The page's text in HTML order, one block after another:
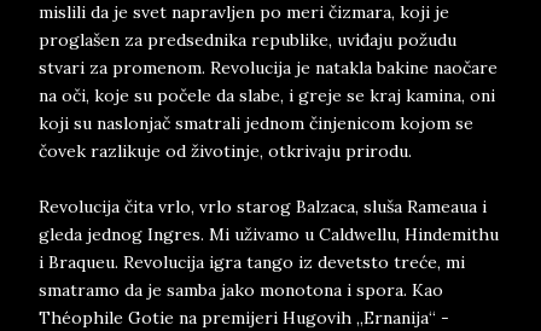
mislili da je svet napravljen po meri čizmara, koji je
proglašen za predsednika republike, uviđaju požudu
stvari za promenom. Revolucija je natakla bakine naočare
na oči, koje su počele da slabe, i greje se kraj kamina, oni
koji su naslonjač smatrali jednom činjenicom kojom se
čovek razlikuje od životinje, otkrivaju prirodu.
Revolucija čita vrlo, vrlo starog Balzaca, sluša Rameaua i
gleda jednog Ingres. Mi uživamo u Caldwellu, Hindemithu
i Braqueu. Revolucija igra tango iz devetsto treće, mi
smatramo da je samba jako monotona i spora. Kao
Théophile Gotie na premijeri Hugovih „Ernanija“ -